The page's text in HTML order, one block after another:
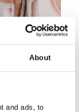
About
and ads, to